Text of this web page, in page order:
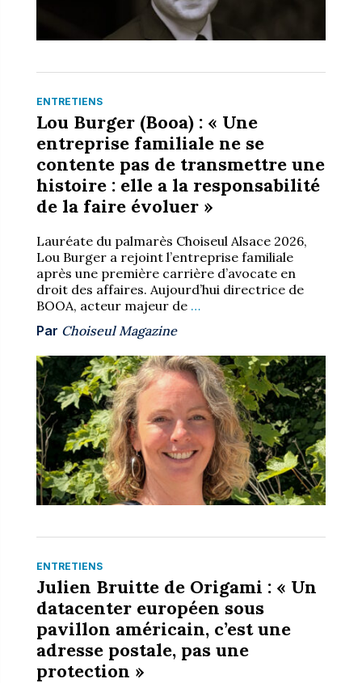
ENTRETIENS
Lou Burger (Booa) : « Une
entreprise familiale ne se
contente pas de transmettre une
histoire : elle a la responsabilité
de la faire évoluer »
Lauréate du palmarès Choiseul Alsace 2026,
Lou Burger a rejoint l’entreprise familiale
après une première carrière d’avocate en
droit des affaires. Aujourd’hui directrice de
BOOA, acteur majeur de …
Par Choiseul Magazine
ENTRETIENS
Julien Bruitte de Origami : « Un
datacenter européen sous
pavillon américain, c’est une
adresse postale, pas une
protection »